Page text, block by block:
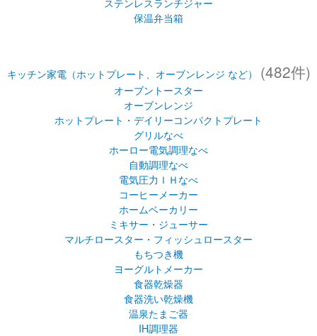
ステンレスランチジャー
保温弁当箱
キッチン家電（ホットプレート、オーブンレンジ など） (482件)
オーブントースター
オーブンレンジ
ホットプレート・デイリーコンパクトプレート
グリルなべ
ホーロー電気調理なべ
自動調理なべ
電気圧力ＩＨなべ
コーヒーメーカー
ホームベーカリー
ミキサー・ジューサー
マルチロースター・フィッシュロースター
もちつき機
ヨーグルトメーカー
食器乾燥器
食器洗い乾燥機
温泉たまご器
IH調理器